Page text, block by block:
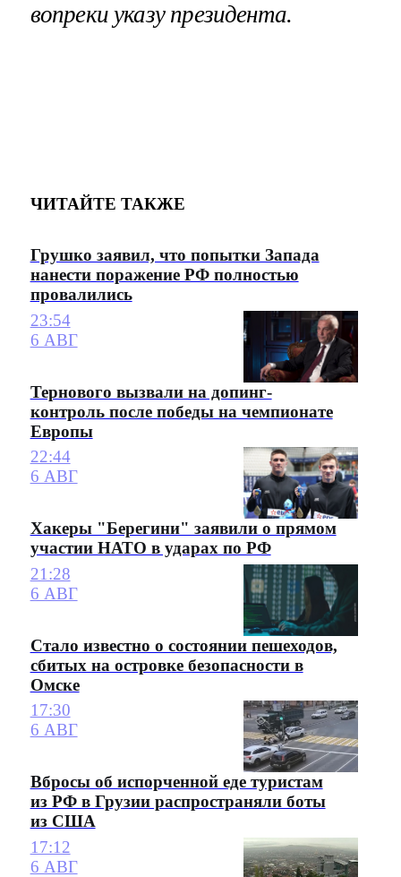
вопреки указу президента.
ЧИТАЙТЕ ТАКЖЕ
Грушко заявил, что попытки Запада
нанести поражение РФ полностью
провалились
23:54
6 АВГ
Тернового вызвали на допинг-
контроль после победы на чемпионате
Европы
22:44
6 АВГ
Хакеры "Берегини" заявили о прямом
участии НАТО в ударах по РФ
21:28
6 АВГ
Стало известно о состоянии пешеходов,
сбитых на островке безопасности в
Омске
17:30
6 АВГ
Вбросы об испорченной еде туристам
из РФ в Грузии распространяли боты
из США
17:12
6 АВГ